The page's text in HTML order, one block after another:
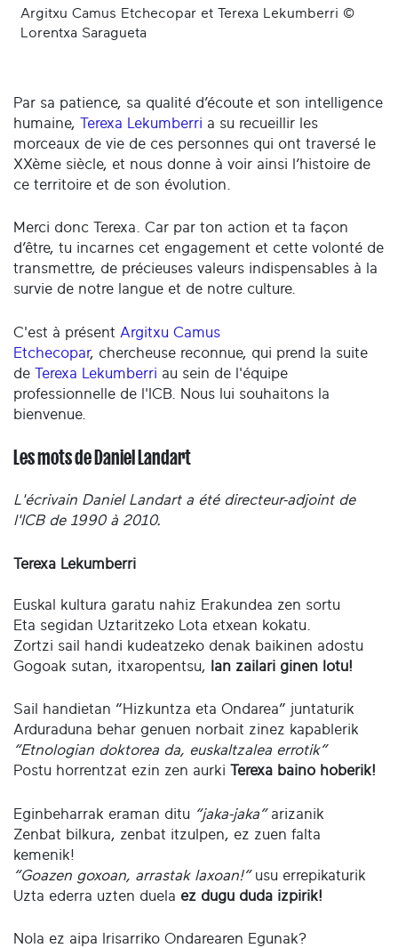
Argitxu Camus Etchecopar et Terexa Lekumberri ©
Lorentxa Saragueta
Par sa patience, sa qualité d’écoute et son intelligence
humaine, Terexa Lekumberri a su recueillir les
morceaux de vie de ces personnes qui ont traversé le
XXème siècle, et nous donne à voir ainsi l’histoire de
ce territoire et de son évolution.
Merci donc Terexa. Car par ton action et ta façon
d’être, tu incarnes cet engagement et cette volonté de
transmettre, de précieuses valeurs indispensables à la
survie de notre langue et de notre culture.​
C'est à présent Argitxu Camus
Etchecopar, chercheuse reconnue, qui prend la suite
de Terexa Lekumberri au sein de l'équipe
professionnelle de l'ICB. Nous lui souhaitons la
bienvenue.
Les mots de Daniel Landart
L'écrivain Daniel Landart a été directeur-adjoint de
l'ICB de 1990 à 2010.
Terexa Lekumberri
Euskal kultura garatu nahiz Erakundea zen sortu
Eta segidan Uztaritzeko Lota etxean kokatu.
Zortzi sail handi kudeatzeko denak baikinen adostu
Gogoak sutan, itxaropentsu,
lan zailari ginen lotu!
Sail handietan “Hizkuntza eta Ondarea” juntaturik
Arduraduna behar genuen norbait zinez kapablerik
“Etnologian doktorea da, euskaltzalea errotik”
Postu horrentzat ezin zen aurki Terexa baino hoberik!
Eginbeharrak eraman ditu “jaka-jaka”arizanik
Zenbat bilkura, zenbat itzulpen, ez zuen falta
kemenik!
“Goazen goxoan, arrastak laxoan!”usu errepikaturik
Uzta ederra uzten duela ez dugu duda izpirik!
Nola ez aipa Irisarriko Ondarearen Egunak?